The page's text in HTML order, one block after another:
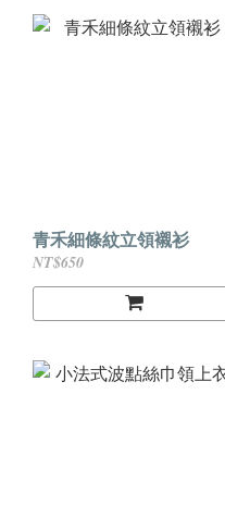
青禾細條紋立領襯衫
NT$650